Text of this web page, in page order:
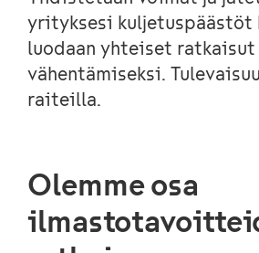
yrityksesi kuljetuspäästöt
luodaan yhteiset ratkaisut
vähentämiseksi.
raiteilla.
Olemme osa